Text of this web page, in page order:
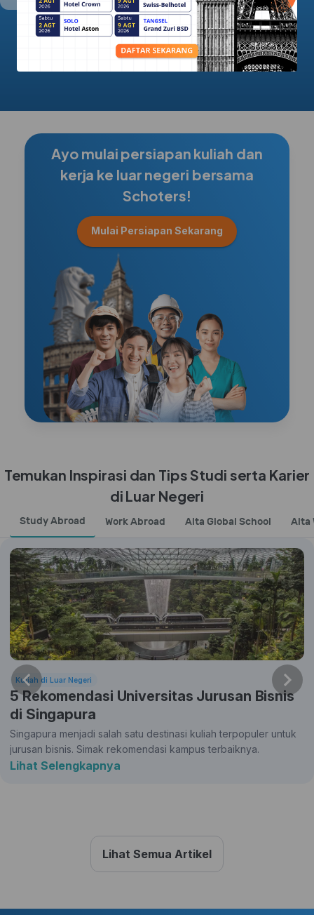
Ayo mulai persiapan kuliah dan
kerja ke luar negeri bersama
Schoters!
Mulai Persiapan Sekarang
Temukan Inspirasi dan Tips Studi serta Karier
di Luar Negeri
Study Abroad Work Abroad Alta Global School Alta
Kuliah di Luar Negeri
5 Rekomendasi Universitas Jurusan Bisnis
di Singapura
Singapura menjadi salah satu destinasi kuliah terpopuler untuk
jurusan bisnis. Simak rekomendasi kampus terbaiknya.
Lihat Selengkapnya
Lihat Semua Artikel